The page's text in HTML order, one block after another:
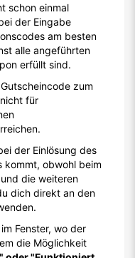
schon einmal
der Eingabe
am besten
alle angeführten
erfüllt sind.
zum
für
der Einlösung des
kommt, obwohl beim
die weiteren
dich direkt an den
Fenster, wo der
die Möglichkeit